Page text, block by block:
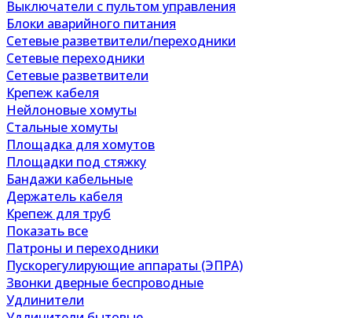
Выключатели с пультом управления
Блоки аварийного питания
Сетевые разветвители/переходники
Сетевые переходники
Сетевые разветвители
Крепеж кабеля
Нейлоновые хомуты
Стальные хомуты
Площадка для хомутов
Площадки под стяжку
Бандажи кабельные
Держатель кабеля
Крепеж для труб
Показать все
Патроны и переходники
Пускорегулирующие аппараты (ЭПРА)
Звонки дверные беспроводные
Удлинители